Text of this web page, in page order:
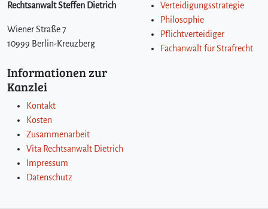
Rechtsanwalt Steffen Dietrich
Wiener Straße 7
10999 Berlin-Kreuzberg
Verteidigungsstrategie
Philosophie
Pflichtverteidiger
Fachanwalt für Strafrecht
Informationen zur
Kanzlei
Kontakt
Kosten
Zusammenarbeit
Vita Rechtsanwalt Dietrich
Impressum
Datenschutz